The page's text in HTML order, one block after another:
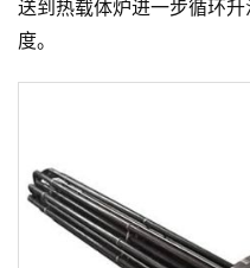
送到热载体炉进一步循环
度。